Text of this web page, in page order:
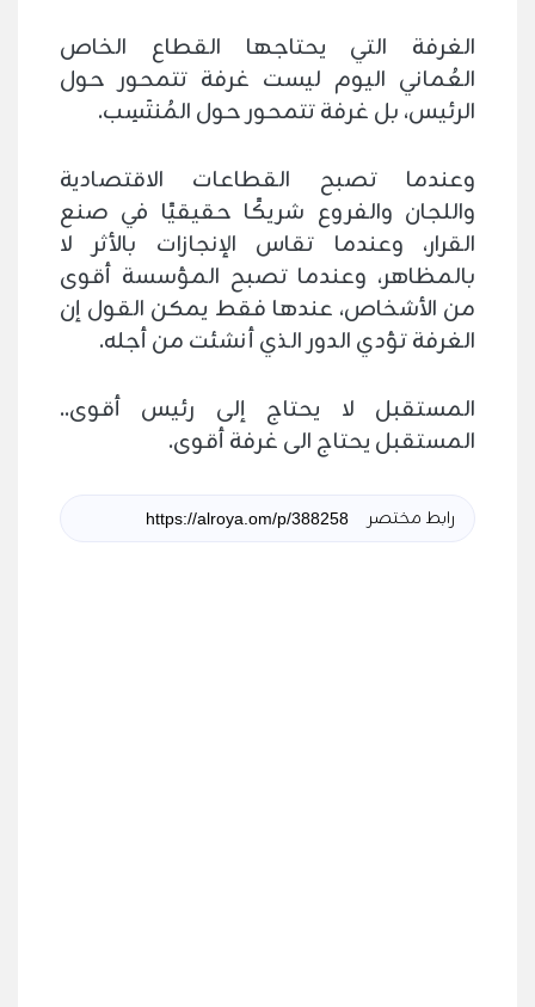
الغرفة التي يحتاجها القطاع الخاص
العُماني اليوم ليست غرفة تتمحور حول
الرئيس، بل غرفة تتمحور حول المُنتَسِب.
وعندما تصبح القطاعات الاقتصادية
واللجان والفروع شريكًا حقيقيًا في صنع
القرار، وعندما تقاس الإنجازات بالأثر لا
بالمظاهر، وعندما تصبح المؤسسة أقوى
من الأشخاص، عندها فقط يمكن القول إن
الغرفة تؤدي الدور الذي أنشئت من أجله.
المستقبل لا يحتاج إلى رئيس أقوى..
المستقبل يحتاج الى غرفة أقوى.
رابط مختصر